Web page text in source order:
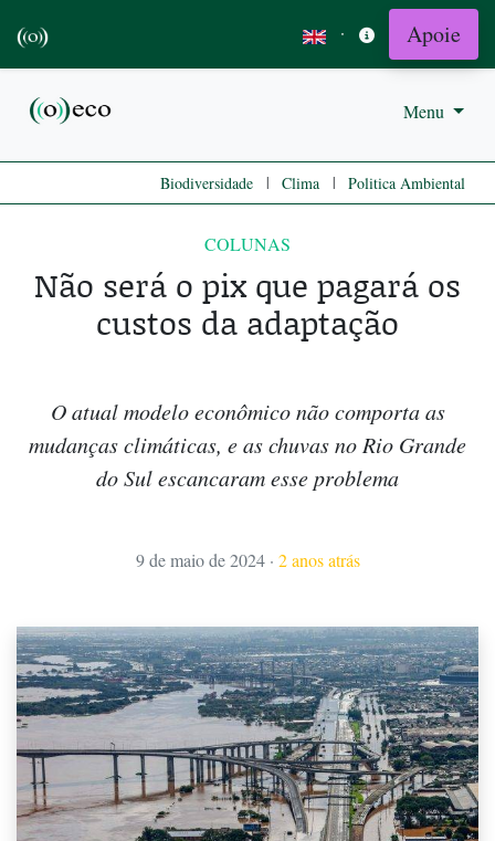
· Apoie
Menu
Biodiversidade | Clima | Politica Ambiental
COLUNAS
Não será o pix que pagará os
custos da adaptação
O atual modelo econômico não comporta as
mudanças climáticas, e as chuvas no Rio Grande
do Sul escancaram esse problema
9 de maio de 2024 · 2 anos atrás